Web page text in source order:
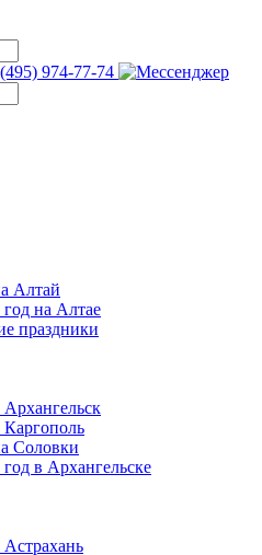
974-77-74
Алтай
на Алтае
праздники
Соловки
в Архангельске